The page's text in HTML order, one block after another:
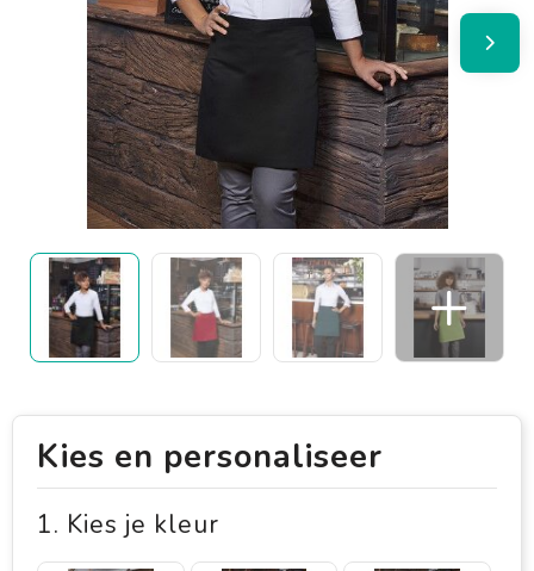
Kies en personaliseer
1. Kies je kleur